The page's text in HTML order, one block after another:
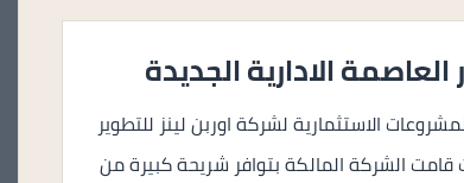
الادارية الجديدة
الاستثمارية لشركة اوربن لينز للتطوير
الشركة المالكة بتوافر شريحة كبيرة من